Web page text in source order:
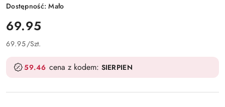
Dostępność:Mało
cena:
69.95
69.95/Szt.
59.46 cena z kodem: SIERPIEN